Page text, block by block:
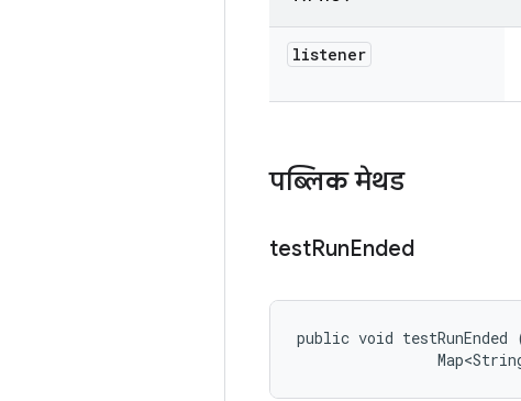
listener
पब्लिक मेथड
testRunEnded
public void testRunEnded